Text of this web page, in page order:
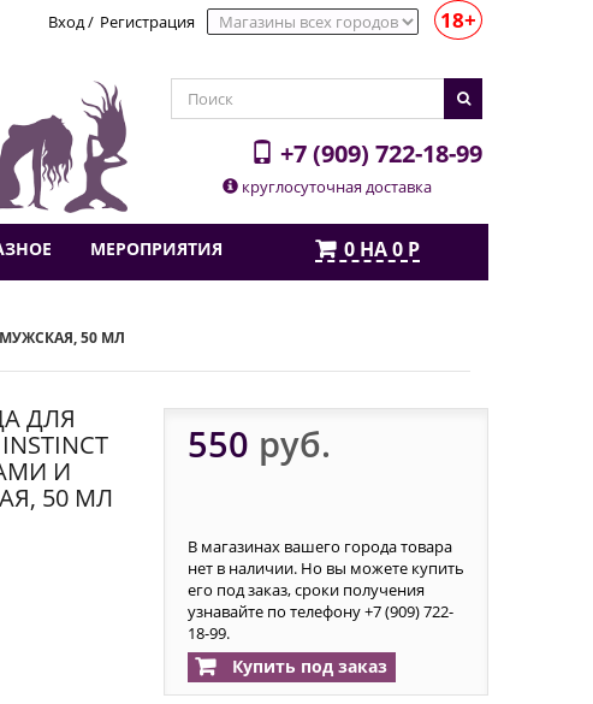
Вход/ Регистрация 18+
+7 (909) 722-18-99
круглосуточная доставка
МЕРОПРИЯТИЯ 0 НА0 Р
50 МЛ
ДЛЯ
И
50 МЛ
550 руб.
В магазинах вашего города товара
нет в наличии. Но вы можете купить
его под заказ, сроки получения
узнавайте по телефону +7 (909) 722-
18-99.
Купить под заказ